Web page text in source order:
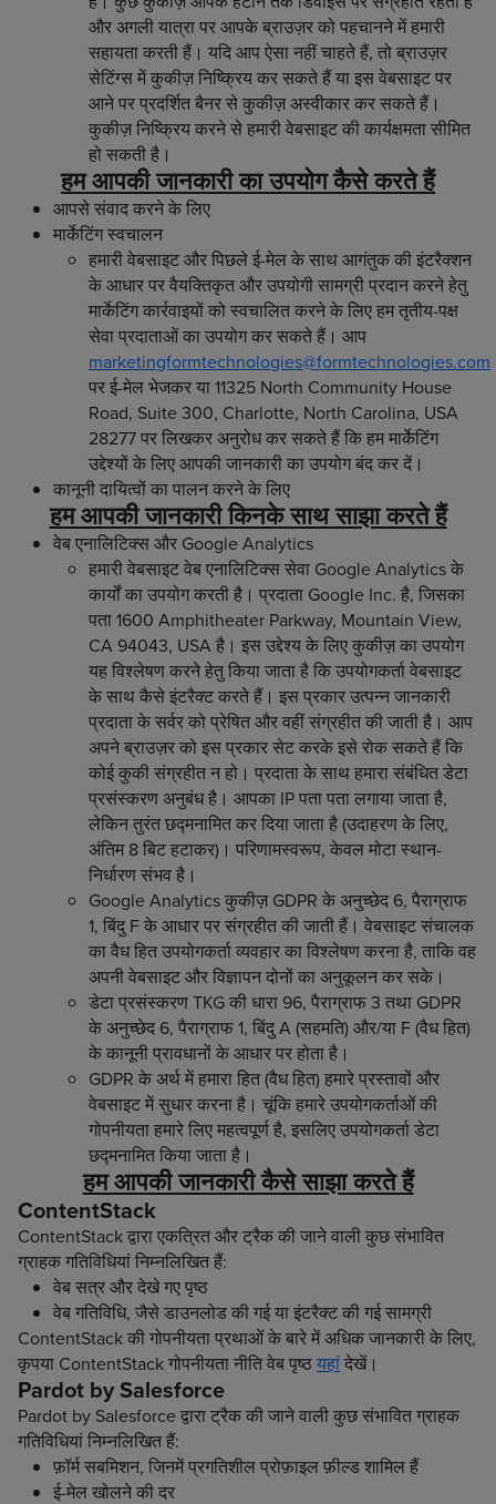
और अगली यात्रा पर आपके ब्राउज़र को पहचानने में हमारी
सहायता करती हैं। यदि आप ऐसा नहीं चाहते हैं, तो ब्राउज़र
सेटिंग्स में कुकीज़ निष्क्रिय कर सकते हैं या इस वेबसाइट पर
आने पर प्रदर्शित बैनर से कुकीज़ अस्वीकार कर सकते हैं।
कुकीज़ निष्क्रिय करने से हमारी वेबसाइट की कार्यक्षमता सीमित
हो सकती है।
हम आपकी जानकारी का उपयोग कैसे करते हैं
आपसे संवाद करने के लिए
मार्केटिंग स्वचालन
हमारी वेबसाइट और पिछले ई-मेल के साथ आगंतुक की इंटरैक्शन
के आधार पर वैयक्तिकृत और उपयोगी सामग्री प्रदान करने हेतु
मार्केटिंग कार्रवाइयों को स्वचालित करने के लिए हम तृतीय-पक्ष
सेवा प्रदाताओं का उपयोग कर सकते हैं। आप
marketingformtechnologies@formtechnologies.com
पर ई-मेल भेजकर या 11325 North Community House
Road, Suite 300, Charlotte, North Carolina, USA
28277 पर लिखकर अनुरोध कर सकते हैं कि हम मार्केटिंग
उद्देश्यों के लिए आपकी जानकारी का उपयोग बंद कर दें।
कानूनी दायित्वों का पालन करने के लिए
हम आपकी जानकारी किनके साथ साझा करते हैं
वेब एनालिटिक्स और Google Analytics
हमारी वेबसाइट वेब एनालिटिक्स सेवा Google Analytics के
कार्यों का उपयोग करती है। प्रदाता Google Inc. है, जिसका
पता 1600 Amphitheater Parkway, Mountain View,
CA 94043, USA है। इस उद्देश्य के लिए कुकीज़ का उपयोग
यह विश्लेषण करने हेतु किया जाता है कि उपयोगकर्ता वेबसाइट
के साथ कैसे इंटरैक्ट करते हैं। इस प्रकार उत्पन्न जानकारी
प्रदाता के सर्वर को प्रेषित और वहीं संग्रहीत की जाती है। आप
अपने ब्राउज़र को इस प्रकार सेट करके इसे रोक सकते हैं कि
कोई कुकी संग्रहीत न हो। प्रदाता के साथ हमारा संबंधित डेटा
प्रसंस्करण अनुबंध है। आपका IP पता पता लगाया जाता है,
लेकिन तुरंत छद्मनामित कर दिया जाता है (उदाहरण के लिए,
अंतिम 8 बिट हटाकर)। परिणामस्वरूप, केवल मोटा स्थान-
निर्धारण संभव है।
Google Analytics कुकीज़ GDPR के अनुच्छेद 6, पैराग्राफ
1, बिंदु F के आधार पर संग्रहीत की जाती हैं। वेबसाइट संचालक
का वैध हित उपयोगकर्ता व्यवहार का विश्लेषण करना है, ताकि वह
अपनी वेबसाइट और विज्ञापन दोनों का अनुकूलन कर सके।
डेटा प्रसंस्करण TKG की धारा 96, पैराग्राफ 3 तथा GDPR
के अनुच्छेद 6, पैराग्राफ 1, बिंदु A (सहमति) और/या F (वैध हित)
के कानूनी प्रावधानों के आधार पर होता है।
GDPR के अर्थ में हमारा हित (वैध हित) हमारे प्रस्तावों और
वेबसाइट में सुधार करना है। चूंकि हमारे उपयोगकर्ताओं की
गोपनीयता हमारे लिए महत्वपूर्ण है, इसलिए उपयोगकर्ता डेटा
छद्मनामित किया जाता है।
हम आपकी जानकारी कैसे साझा करते हैं
ContentStack
ContentStack द्वारा एकत्रित और ट्रैक की जाने वाली कुछ संभावित
ग्राहक गतिविधियां निम्नलिखित हैं:
वेब सत्र और देखे गए पृष्ठ
वेब गतिविधि, जैसे डाउनलोड की गई या इंटरैक्ट की गई सामग्री
ContentStack की गोपनीयता प्रथाओं के बारे में अधिक जानकारी के लिए,
कृपया ContentStack गोपनीयता नीति वेब पृष्ठयहांदेखें।
Pardot by Salesforce
Pardot by Salesforce द्वारा ट्रैक की जाने वाली कुछ संभावित ग्राहक
गतिविधियां निम्नलिखित हैं:
फ़ॉर्म सबमिशन, जिनमें प्रगतिशील प्रोफ़ाइल फ़ील्ड शामिल हैं
ई-मेल खोलने की दर